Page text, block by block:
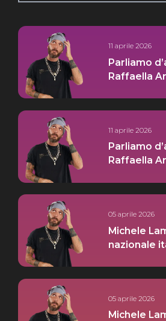
11 aprile 2026
Parliamo
Raffaella
11 aprile 2026
Parliamo
Raffaella
05 aprile 2026
Michele
nazionale
05 aprile 2026
Michele